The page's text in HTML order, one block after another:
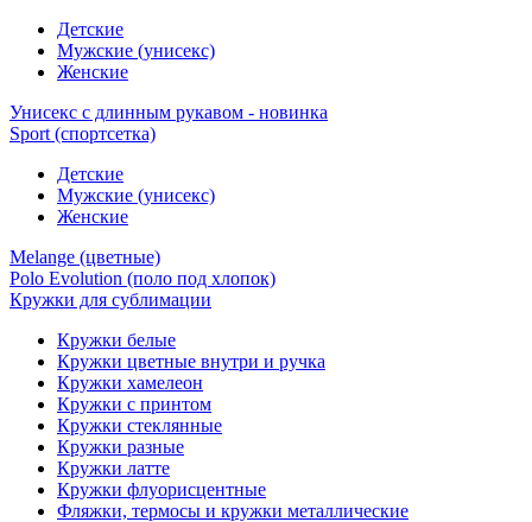
Детские
Мужские (унисекс)
Женские
Унисекс с длинным рукавом - новинка
Sport (спортсетка)
Детские
Мужские (унисекс)
Женские
Melange (цветные)
Polo Evolution (поло под хлопок)
Кружки для сублимации
Кружки белые
Кружки цветные внутри и ручка
Кружки хамелеон
Кружки c принтом
Кружки стеклянные
Кружки разные
Кружки латте
Кружки флуорисцентные
Фляжки, термосы и кружки металлические